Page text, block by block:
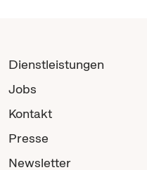
Dienstleistungen
Jobs
Kontakt
Presse
Newsletter